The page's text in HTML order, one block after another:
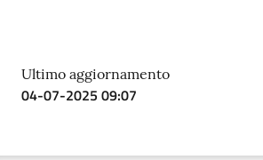
Ultimo aggiornamento
04-07-2025 09:07